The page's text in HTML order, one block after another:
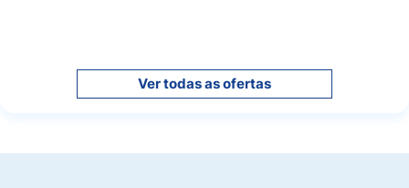
Ver todas as ofertas